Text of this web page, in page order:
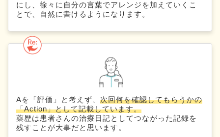
にし、徐々に自分の言葉でアレンジを加えていくこ
とで、自然に書けるようになります。
Aを「評価」と考えず、 次回何を確認してもらうかの
「Action」として記載しています。
薬歴は患者さんの治療日記としてつながった記録を
残すことが大事だと思います。